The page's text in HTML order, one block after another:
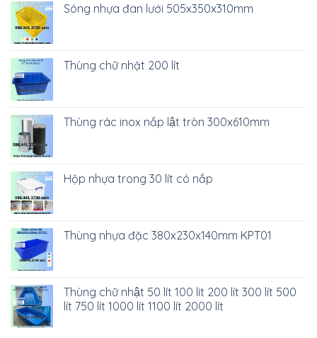
Sóng nhựa đan lưới 505x350x310mm
Thùng chữ nhật 200 lít
Thùng rác inox nắp lật tròn 300x610mm
Hộp nhựa trong 30 lít có nắp
Thùng nhựa đặc 380x230x140mm KPT01
Thùng chữ nhật 50 lít 100 lít 200 lít 300 lít 500
lít 750 lít 1000 lít 1100 lít 2000 lít